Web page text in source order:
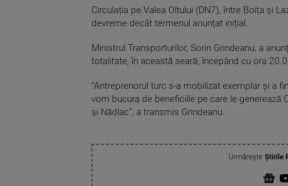
Circulația pe Valea Oltului (DN7), între Boița și
devreme decât termenul anunțat inițial.
Ministrul Transporturilor, Sorin Grindeanu, a
totalitate, în această seară, începând cu ora
“Antreprenorul turc s-a mobilizat exemplar și a
vom bucura de beneficiile pe care le generează
și Nădlac“, a transmis Grindeanu.
Urmărește Știrile